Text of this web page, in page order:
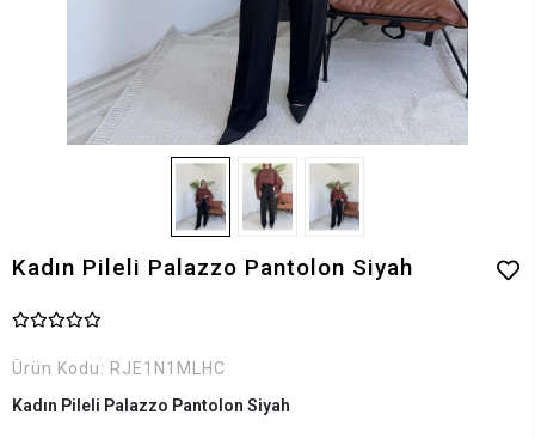
Kadın Pileli Palazzo Pantolon Siyah
Ürün Kodu: RJE1N1MLHC
Kadın Pileli Palazzo Pantolon Siyah